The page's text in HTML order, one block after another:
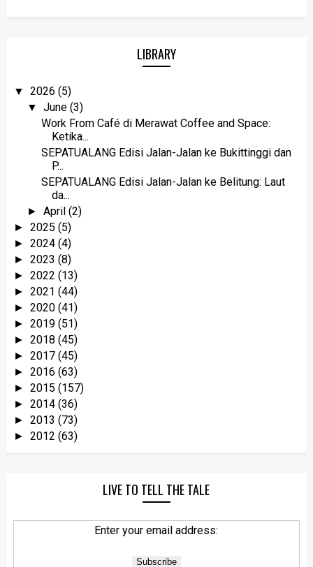
LIBRARY
▼ 2026 (5)
▼June(3)
Work From Café di Merawat Coffee and Space:
Ketika...
SEPATUALANG Edisi Jalan-Jalan ke Bukittinggi dan
P...
SEPATUALANG Edisi Jalan-Jalan ke Belitung: Laut
da...
►April(2)
► 2025 (5)
► 2024 (4)
► 2023 (8)
► 2022 (13)
► 2021 (44)
► 2020 (41)
► 2019 (51)
► 2018 (45)
► 2017 (45)
► 2016 (63)
► 2015 (157)
► 2014 (36)
► 2013 (73)
► 2012 (63)
LIVE TO TELL THE TALE
Enter your email address: